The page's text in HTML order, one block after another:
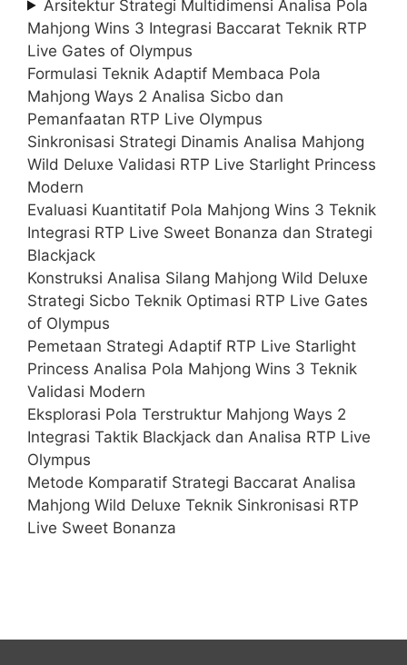
Arsitektur Strategi Multidimensi Analisa Pola
Mahjong Wins 3 Integrasi Baccarat Teknik RTP
Live Gates of Olympus
Formulasi Teknik Adaptif Membaca Pola
Mahjong Ways 2 Analisa Sicbo dan
Pemanfaatan RTP Live Olympus
Sinkronisasi Strategi Dinamis Analisa Mahjong
Wild Deluxe Validasi RTP Live Starlight Princess
Modern
Evaluasi Kuantitatif Pola Mahjong Wins 3 Teknik
Integrasi RTP Live Sweet Bonanza dan Strategi
Blackjack
Konstruksi Analisa Silang Mahjong Wild Deluxe
Strategi Sicbo Teknik Optimasi RTP Live Gates
of Olympus
Pemetaan Strategi Adaptif RTP Live Starlight
Princess Analisa Pola Mahjong Wins 3 Teknik
Validasi Modern
Eksplorasi Pola Terstruktur Mahjong Ways 2
Integrasi Taktik Blackjack dan Analisa RTP Live
Olympus
Metode Komparatif Strategi Baccarat Analisa
Mahjong Wild Deluxe Teknik Sinkronisasi RTP
Live Sweet Bonanza